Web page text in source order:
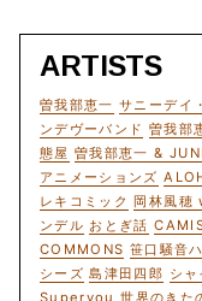
ARTISTS
曽我部恵一 サニーデイ
ンデヴーバンド 曽我部
態屋 曽我部恵一 &
アニメーションズ
レキコミック 岡林風穂
ンデル おとぎ話
COMMONS 笹口騒音
シーズ 島津田四郎 シャ
Superyou 世界のきた